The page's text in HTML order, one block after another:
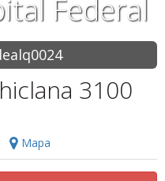
Federal
3100
Mapa